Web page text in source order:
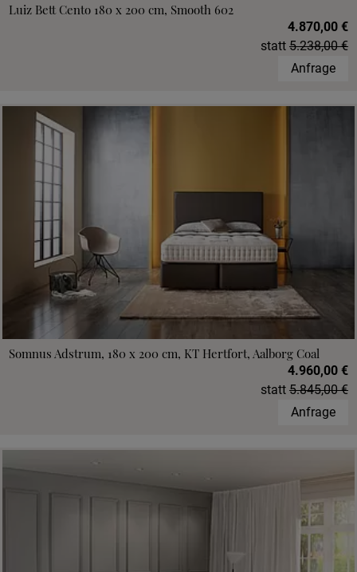
Luiz Bett Cento 180 x 200 cm, Smooth 602
4.870,00 €
statt 5.238,00 €
Anfrage
Somnus Adstrum, 180 x 200 cm, KT Hertfort, Aalborg Coal
4.960,00 €
statt 5.845,00 €
Anfrage